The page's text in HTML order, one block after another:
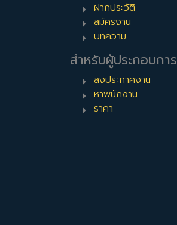
ฝากประวัติ
สมัครงาน
บทความ
สำหรับผู้ประกอบการ
ลงประกาศงาน
หาพนักงาน
ราคา